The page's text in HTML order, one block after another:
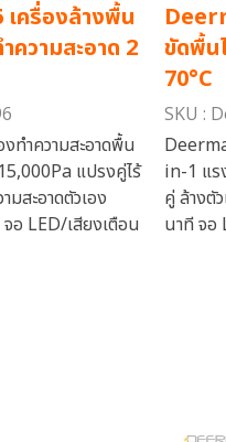
ครื่องล้างพื้น
ความสะอาด 2
ทำความสะอาดพื้น
แปรงคู่ไร้
มสะอาดตัวเอง
อ LED/เสียงเตือน
ขัดพื้น
70°C
SKU :
in-1 แร
คู่ ล้างตั
นาที จอ